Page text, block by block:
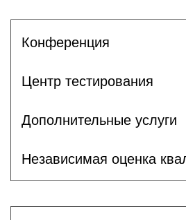
Конференция
Центр тестирования
Дополнительные услуги
Независимая оценка